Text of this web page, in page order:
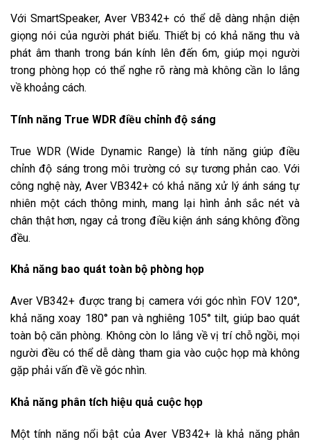
Với SmartSpeaker, Aver VB342+ có thể dễ dàng nhận diện
giọng nói của người phát biểu. Thiết bị có khả năng thu và
phát âm thanh trong bán kính lên đến 6m, giúp mọi người
trong phòng họp có thể nghe rõ ràng mà không cần lo lắng
về khoảng cách.
Tính năng True WDR điều chỉnh độ sáng
True WDR (Wide Dynamic Range) là tính năng giúp điều
chỉnh độ sáng trong môi trường có sự tương phản cao. Với
công nghệ này, Aver VB342+ có khả năng xử lý ánh sáng tự
nhiên một cách thông minh, mang lại hình ảnh sắc nét và
chân thật hơn, ngay cả trong điều kiện ánh sáng không đồng
đều.
Khả năng bao quát toàn bộ phòng họp
Aver VB342+ được trang bị camera với góc nhìn FOV 120°,
khả năng xoay 180° pan và nghiêng 105° tilt, giúp bao quát
toàn bộ căn phòng. Không còn lo lắng về vị trí chỗ ngồi, mọi
người đều có thể dễ dàng tham gia vào cuộc họp mà không
gặp phải vấn đề về góc nhìn.
Khả năng phân tích hiệu quả cuộc họp
Một tính năng nổi bật của Aver VB342+ là khả năng phân